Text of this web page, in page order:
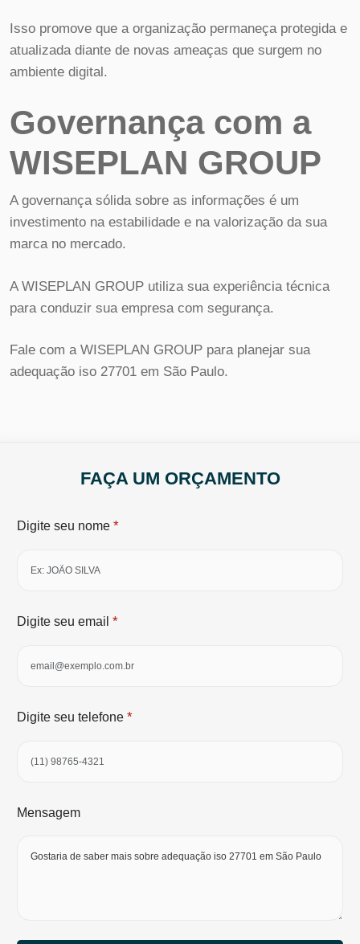
Isso promove que a organização permaneça protegida e
atualizada diante de novas ameaças que surgem no
ambiente digital.
Governança com a
WISEPLAN GROUP
A governança sólida sobre as informações é um
investimento na estabilidade e na valorização da sua
marca no mercado.
A WISEPLAN GROUP utiliza sua experiência técnica
para conduzir sua empresa com segurança.
Fale com a WISEPLAN GROUP para planejar sua
adequação iso 27701 em São Paulo.
FAÇA UM ORÇAMENTO
Digite seu nome *
Digite seu email *
Digite seu telefone *
Mensagem